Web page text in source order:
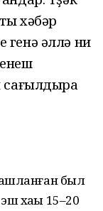
хәбәр
әллә ни
сағылдыра
был
хаҡы 15–20